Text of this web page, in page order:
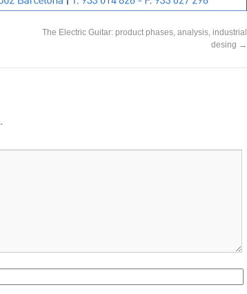
The Electric Guitar: product phases, analysis, industrial
desing →